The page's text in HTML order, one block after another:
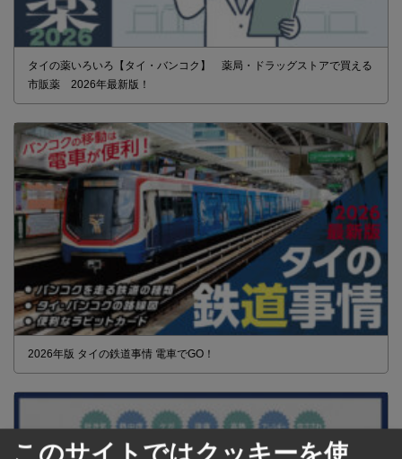
タイの薬いろいろ【タイ・バンコク】 薬局・ドラッグストアで買える
市販薬 2026年最新版！
2026年版 タイの鉄道事情 電車でGO！
このサイトではクッキーを使